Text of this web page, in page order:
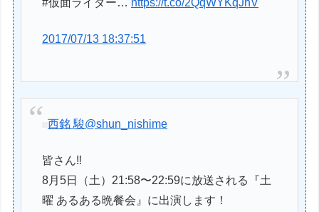
#仮面ライダー… https://t.co/2QqWYKqJnV
2017/07/13 18:37:51
西銘 駿@shun_nishime
皆さん‼️
8月5日（土）21:58〜22:59に放送される『土
曜 あるある晩餐会』に出演します！